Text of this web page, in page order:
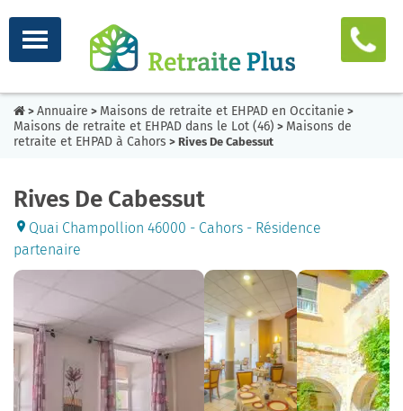
> Annuaire > Maisons de retraite et EHPAD en Occitanie >
Maisons de retraite et EHPAD dans le Lot (46) > Maisons de
retraite et EHPAD à Cahors > Rives De Cabessut
Rives De Cabessut
Quai Champollion 46000 - Cahors - Résidence
partenaire